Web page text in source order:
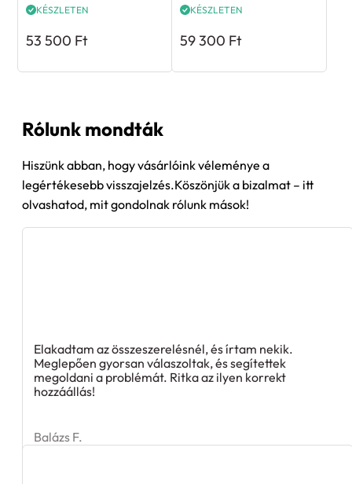
KÉSZLETEN
53 500 Ft
KÉSZLETEN
59 300 Ft
Rólunk mondták
Hiszünk abban, hogy vásárlóink véleménye a
legértékesebb visszajelzés.Köszönjük a bizalmat – itt
olvashatod, mit gondolnak rólunk mások!
Elakadtam az összeszerelésnél, és írtam nekik.
Meglepően gyorsan válaszoltak, és segítettek
megoldani a problémát. Ritka az ilyen korrekt
hozzáállás!
Balázs F.